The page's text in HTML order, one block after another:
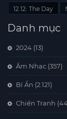
12.12: The Day
Danh mục
2024 (13)
Âm Nhạc (357)
Bí Ẩn (2.121)
Chiến Tranh